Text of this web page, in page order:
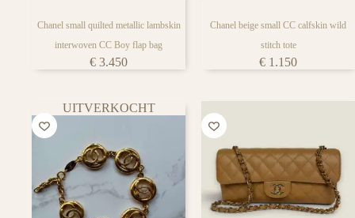
Chanel small quilted metallic lambskin
interwoven CC Boy flap bag
€ 3.450
Chanel beige small CC calfskin wild
stitch tote
€ 1.150
UITVERKOCHT